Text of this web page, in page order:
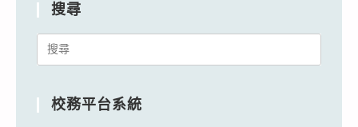
搜尋
Search
校務平台系統